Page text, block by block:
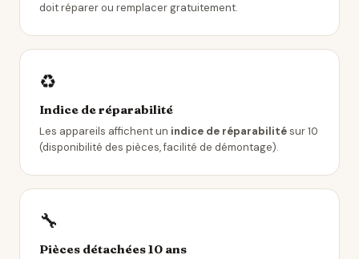
doit réparer ou remplacer gratuitement.
♻️
Indice de réparabilité
Les appareils affichent un indice de réparabilitésur 10
(disponibilité des pièces, facilité de démontage).
🔧
Pièces détachées 10 ans